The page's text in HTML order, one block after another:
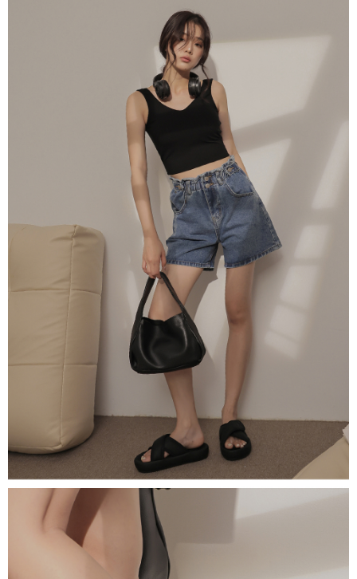
1. Perkhidmatan ini disediakan oleh "Taiwan Mobile Co., Ltd." untuk
membolehkan pengguna membeli produk atau perkhidmatan melalui
perkhidmatan ini semasa transaksi, dan kedai akan menyerahkan hak
tuntutan harga jual/beli ansuran kepada syarikat ini untuk membayar bil
menggunakan bil syarikat ini.
2. Berdasarkan tujuan kontrak persetujuan pembayaran menggunakan
"Pembayaran Ansuran Gogo", kedai akan memberikan maklumat peribadi
anda (termasuk nama, telefon atau alamat) kepada Taiwan Mobile untuk
pengumpulan, pemprosesan dan penggunaan, untuk pengesahan,
semakan dan pembetulan data yang diperlukan untuk bil ansuran oleh
3. Sila baca syarat perkhidmatan pengguna secara lengkap melalui
pautan berikut: https://oppay.tw/userRule